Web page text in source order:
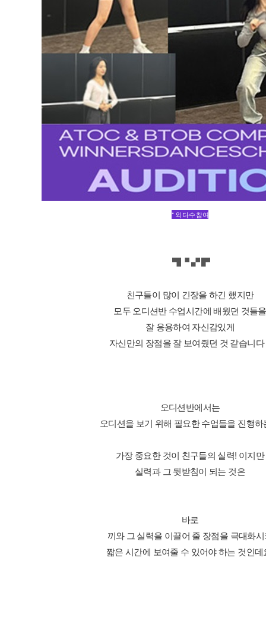
* 외 다수 참여
▜ ▝ ▞ ▛
친구들이 많이 긴장을 하긴 했지만
모두 오디션반 수업시간에 배웠던 것들을
잘 응용하여 자신감있게
자신만의 장점을 잘 보여줬던 것 같습니다
오디션반에서는
오디션을 보기 위해 필요한 수업들을 진행하
가장 중요한 것이 친구들의 실력! 이지만
실력과 그 뒷받침이 되는 것은
바로
끼와 그 실력을 이끌어 줄 장점을 극대화
짧은 시간에 보여줄 수 있어야 하는 것인데